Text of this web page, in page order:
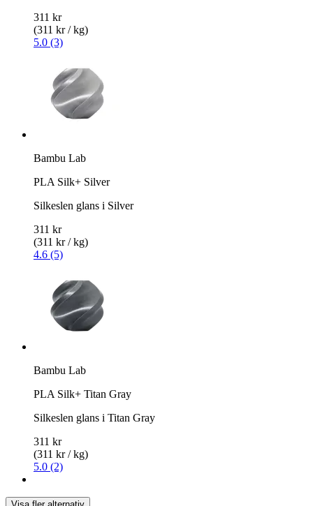
311 kr
(311 kr / kg)
5.0 (3)
Bambu Lab
PLA Silk+ Silver
Silkeslen glans i Silver
311 kr
(311 kr / kg)
4.6 (5)
Bambu Lab
PLA Silk+ Titan Gray
Silkeslen glans i Titan Gray
311 kr
(311 kr / kg)
5.0 (2)